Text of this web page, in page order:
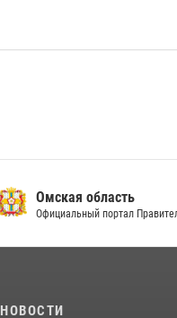
Омская область
Официальный портал
НОВОСТИ